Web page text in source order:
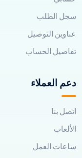
سجل الطلب
عناوين التوصيل
تفاصيل الحساب
دعم العملاء
اتصل بنا
الألعاب
ساعات العمل